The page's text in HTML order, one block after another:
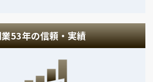
53年の信頼・実績